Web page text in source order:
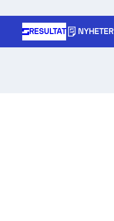
RESULTAT NYHETER